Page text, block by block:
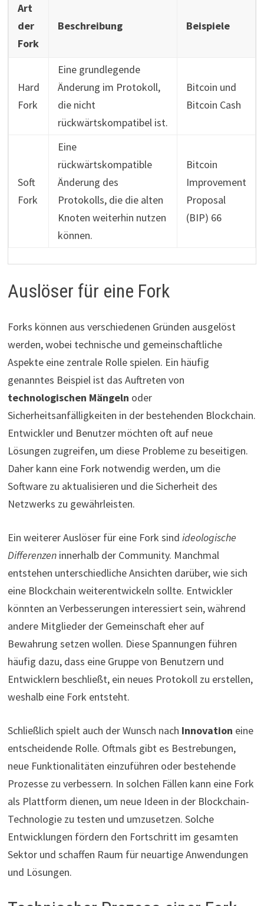
Art
der
Fork
Beschreibung Beispiele
Hard
Fork
Eine grundlegende
Änderung im Protokoll,
die nicht
rückwärtskompatibel ist.
Bitcoin und
Bitcoin Cash
Soft
Fork
Eine
rückwärtskompatible
Änderung des
Protokolls, die die alten
Knoten weiterhin nutzen
können.
Bitcoin
Improvement
Proposal
(BIP) 66
Auslöser für eine Fork
Forks können aus verschiedenen Gründen ausgelöst
werden, wobei technische und gemeinschaftliche
Aspekte eine zentrale Rolle spielen. Ein häufig
genanntes Beispiel ist das Auftreten von
technologischen Mängeln oder
Sicherheitsanfälligkeiten in der bestehenden Blockchain.
Entwickler und Benutzer möchten oft auf neue
Lösungen zugreifen, um diese Probleme zu beseitigen.
Daher kann eine Fork notwendig werden, um die
Software zu aktualisieren und die Sicherheit des
Netzwerks zu gewährleisten.
Ein weiterer Auslöser für eine Fork sind ideologische
Differenzeninnerhalb der Community. Manchmal
entstehen unterschiedliche Ansichten darüber, wie sich
eine Blockchain weiterentwickeln sollte. Entwickler
könnten an Verbesserungen interessiert sein, während
andere Mitglieder der Gemeinschaft eher auf
Bewahrung setzen wollen. Diese Spannungen führen
häufig dazu, dass eine Gruppe von Benutzern und
Entwicklern beschließt, ein neues Protokoll zu erstellen,
weshalb eine Fork entsteht.
Schließlich spielt auch der Wunsch nach Innovation eine
entscheidende Rolle. Oftmals gibt es Bestrebungen,
neue Funktionalitäten einzuführen oder bestehende
Prozesse zu verbessern. In solchen Fällen kann eine Fork
als Plattform dienen, um neue Ideen in der Blockchain-
Technologie zu testen und umzusetzen. Solche
Entwicklungen fördern den Fortschritt im gesamten
Sektor und schaffen Raum für neuartige Anwendungen
und Lösungen.